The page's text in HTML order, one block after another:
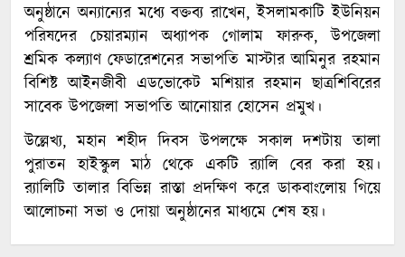
অনুষ্ঠানে অন্যান্যের মধ্যে বক্তব্য রাখেন, ইসলামকাটি ইউনিয়ন
পরিষদের চেয়ারম্যান অধ্যাপক গোলাম ফারুক, উপজেলা
শ্রমিক কল্যাণ ফেডারেশনের সভাপতি মাস্টার আমিনুর রহমান
বিশিষ্ট আইনজীবী এডভোকেট মশিয়ার রহমান ছাত্রশিবিরের
সাবেক উপজেলা সভাপতি আনোয়ার হোসেন প্রমুখ।
উল্লেখ্য, মহান শহীদ দিবস উপলক্ষে সকাল দশটায় তালা
পুরাতন হাইস্কুল মাঠ থেকে একটি র‍্যালি বের করা হয়।
র‍্যালিটি তালার বিভিন্ন রাস্তা প্রদক্ষিণ করে ডাকবাংলোয় গিয়ে
আলোচনা সভা ও দোয়া অনুষ্ঠানের মাধ্যমে শেষ হয়।